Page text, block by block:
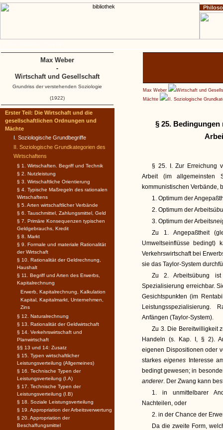
Max Weber
Wirtschaft und
Mächte
II. Soziologische
§ 25.
§ 25. I. Zur Erreichung
Arbeit (im allgemeinsten
kommunistischen Verbände,
1. Optimum der
2. Optimum der Arbeits
3. Optimum der Arbeits
Zu 1. Angepaßtheit
Umweltseinflüsse
Verkehrswirtschaft bei
sie das Taylor-System
Zu 2. Arbeitsübung
Spezialisierung erreichbar.
Gesichtspunkten (im
Leistungsspezialisierung.
Anfängen (Taylor-System).
Zu 3. Die Bereitwilligkeit
Handeln (s. Kap. I, § 2).
eigenen Dispositionen oder
starkeseigenes
Interesse
bedingt gewesen; in
anderer. Der Zwang kann
1. in unmittelbarer
Nachteilen, oder
2. in der Chance der
Da die zweite Form,
Erster Teil: Die Wirtschaft und die
gesellschaftlichen Ordnungen und
Mächte
I. Soziologische Grundbegriffe
II. Soziologische Grundkategorien des
Wirtschaftens
§ 1. Wirtschaften. Begriff und Technik
§ 2. Nutzleistung
§ 3. Wirtschaftliche Orientierung
§ 4. Typische Maßregeln des rationalen
Wirtschaftens
§ 5. Arten wirtschaftlicher Verbände
§ 6. Tauschmittel, Zahlungsmittel, Geld
§ 7. Primäre Konsequenzen typischen
Geldgebrauchs, Kredit
§ 8. Markt
§ 9. Formale und materiale Rationalität
der Wirtschaft
§ 10. Rationalität der Geldrechnung,
Haushalt
§ 11. Begriff und Arten des Erwerbs,
Kapitalrechnung
Erwerb, Kapitalrechnung, Kalkulation
Kapital, Kapitalmarkt, Unternehmen,
Zins
§ 12. Naturalrechnung
§ 13. Rationalität der Geldwirtschaft
§ 14. Verkehrswirtschaft und
Planwirtschaft
§§ 13 und 14: Zusatz
§ 15. Typen wirtschaftlicher
Leistungsverteilung (Allgemeines)
§ 16. Technische Typen der
Leistungsverteilung (I.A)
§ 17. Technische Typen der
Leistungsverteilung (I.B)
§ 18. Soziale Leistungsverteilung
§ 19. Appropriation der Arbeitsverwertung
§ 20. Appropriation der
Beschaffungsmittel
Max Weber
-
Wirtschaft und Gesellschaft
Grundriss der verstehenden Soziologie
(1922)